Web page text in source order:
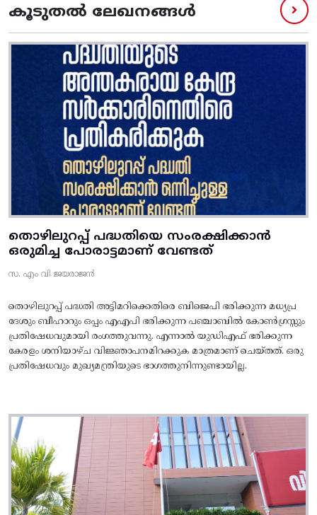
കൂടുതൽ ലേഖനങ്ങൾ
തൊഴിലുറപ്പ് പദ്ധതിയെ സംരക്ഷിക്കാൻ
ഒരുമിച്ച പോരാട്ടമാണ് വേണ്ടത്
സ. എം വി ജയരാജൻ
തൊഴിലുറപ്പ് പദ്ധതി അട്ടിമറിക്കെതിരെ ബിജെപി ഭരിക്കുന്ന മധ്യപ്ര
ദേശും ബീഹാറും ഒപ്പം എഎപി ഭരിക്കുന്ന പഞ്ചാബിൽ കോൺഗ്രസ്സും
പ്രതിഷേധവുമായി രംഗത്തുവന്നു. എന്നാൽ യുഡിഎഫ് ഭരിക്കുന്ന
കേരളം ശനിയാഴ്ച വിജ്ഞാപനമിറക്കുക മാത്രമാണ് ചെയ്തത്. ഒരു
പ്രതിഷേധവും മുഖ്യമന്ത്രിയുടെ ഭാഗത്തുനിന്നുണ്ടായില്ല.